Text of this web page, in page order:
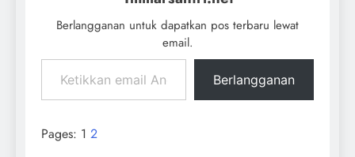
Berlangganan untuk dapatkan pos terbaru lewat
email.
Berlangganan
Pages: 1 2